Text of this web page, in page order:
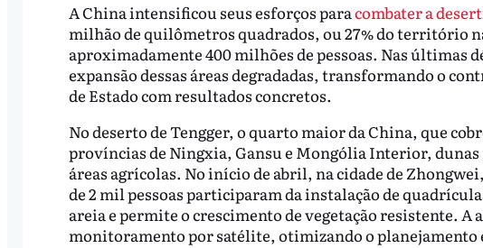
A China intensificou seus esforços paracombater a
milhão de quilômetros quadrados, ou 27% do território
aproximadamente 400 milhões de pessoas. Nas últimas
expansão dessas áreas degradadas, transformando o
de Estado com resultados concretos.
No deserto de Tengger, o quarto maior da China, que
províncias de Ningxia, Gansu e Mongólia Interior, dunas
áreas agrícolas. No início de abril, na cidade de
de 2 mil pessoas participaram da instalação de
areia e permite o crescimento de vegetação resistente. A
monitoramento por satélite, otimizando o planejamento